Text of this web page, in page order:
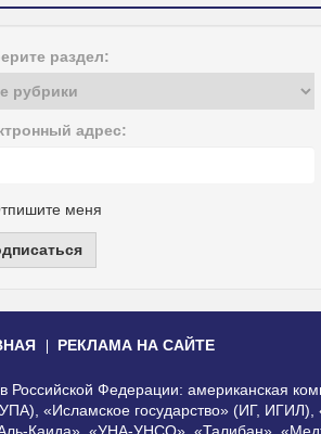
раздел:
адрес:
меня
РЕКЛАМА НА САЙТЕ
Российской Федерации: американская
«Исламское государство» (ИГ,
Каида», «УНА-УНСО», «Талибан»,